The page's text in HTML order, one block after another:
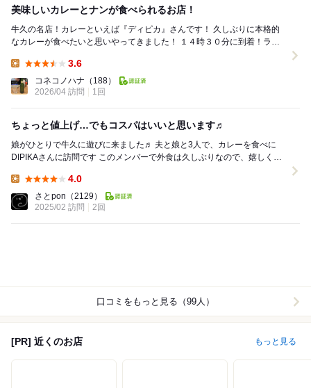
美味しいカレーとナンが食べられるお店！
牛久の名店！カレーといえば『ディピカ』さんです！ 久しぶりに本格的
なカレーが食べたいと思いやってきました！ １４時３０分に到着！ラス
3.6
コネコノハナ （188）
2026/04 訪問
1回
ちょっと値上げ…でもコスパはいいと思います♬
娘がひとりで牛久に遊びに来ました♬ 夫と娘と3人で、カレーを食べに
DIPIKAさんに訪問です このメンバーで外食は久しぶりなので、嬉しくて
4.0
さとpon （2129）
2025/02 訪問
2回
口コミをもっと見る（99人）
[PR] 近くのお店 もっと見る